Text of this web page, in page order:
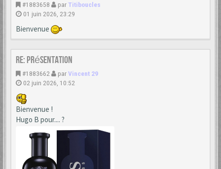
#1883658 parTitiboucles
01 juin 2026, 23:29
Bienvenue
Re: Présentation
#1883662 parVincent 29
02 juin 2026, 10:52
Bienvenue !
Hugo B pour.... ?